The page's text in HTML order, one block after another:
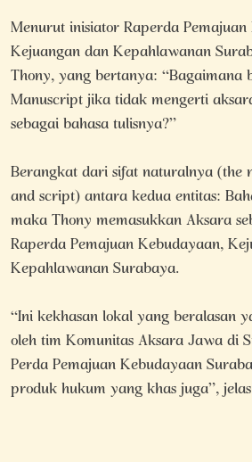
Menurut inisiator Raperda
Kejuangan dan Kepahlawanan
Thony, yang bertanya: “Bagaimana
Manuscript jika tidak mengerti
sebagai bahasa tulisnya?”
Berangkat dari sifat naturalnya (the
and script) antara kedua entitas:
maka Thony memasukkan Aksara
Raperda Pemajuan Kebudayaan,
Kepahlawanan Surabaya.
“Ini kekhasan lokal yang beralasan
oleh tim Komunitas Aksara Jawa di
Perda Pemajuan Kebudayaan
produk hukum yang khas juga”,